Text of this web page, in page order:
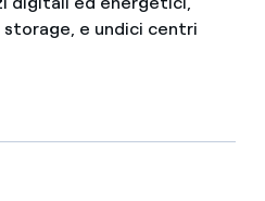
e undici centri